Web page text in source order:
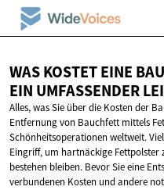
WAS KOSTET EINE
EIN UMFASSENDER
Alles, was Sie über die Kosten der
Entfernung von Bauchfett mittels
Schönheitsoperationen weltweit.
Eingriff, um hartnäckige
bestehen bleiben. Bevor Sie eine
verbundenen Kosten und andere